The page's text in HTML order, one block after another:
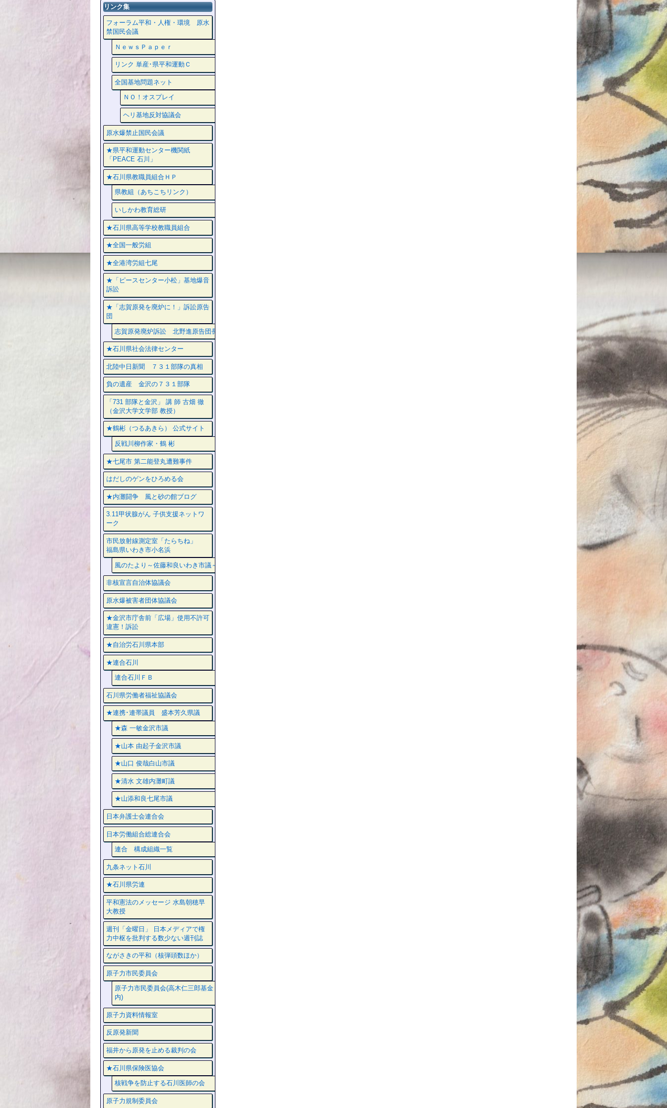
リンク集
フォーラム平和・人権・環境 原水
禁国民会議
ＮｅｗｓＰａｐｅｒ
リンク 単産･県平和運動Ｃ
全国基地問題ネット
ＮＯ！オスプレイ
ヘリ基地反対協議会
原水爆禁止国民会議
★県平和運動センター機関紙
「PEACE 石川」
★石川県教職員組合ＨＰ
県教組（あちこちリンク）
いしかわ教育総研
★石川県高等学校教職員組合
★全国一般労組
★全港湾労組七尾
★「ピースセンター小松」基地爆音
訴訟
★「志賀原発を廃炉に！」訴訟原告
団
志賀原発廃炉訴訟 北野進原告団長
★石川県社会法律センター
北陸中日新聞 ７３１部隊の真相
負の遺産 金沢の７３１部隊
「731 部隊と金沢」 講 師 古畑 徹
（金沢大学文学部 教授）
★鶴彬（つるあきら） 公式サイト
反戦川柳作家・鶴 彬
★七尾市 第二能登丸遭難事件
はだしのゲンをひろめる会
★内灘闘争 風と砂の館ブログ
3.11甲状腺がん 子供支援ネットワ
ーク
市民放射線測定室「たらちね」
福島県いわき市小名浜
風のたより～佐藤和良いわき市議～
非核宣言自治体協議会
原水爆被害者団体協議会
★金沢市庁舎前「広場」使用不許可
違憲！訴訟
★自治労石川県本部
★連合石川
連合石川ＦＢ
石川県労働者福祉協議会
★連携･連帯議員 盛本芳久県議
★森 一敏金沢市議
★山本 由起子金沢市議
★山口 俊哉白山市議
★清水 文雄内灘町議
★山添和良七尾市議
日本弁護士会連合会
日本労働組合総連合会
連合 構成組織一覧
九条ネット石川
★石川県労連
平和憲法のメッセージ 水島朝穂早
大教授
週刊「金曜日」 日本メディアで権
力中枢を批判する数少ない週刊誌
ながさきの平和（核弾頭数ほか）
原子力市民委員会
原子力市民委員会(高木仁三郎基金
内)
原子力資料情報室
反原発新聞
福井から原発を止める裁判の会
★石川県保険医協会
核戦争を防止する石川医師の会
原子力規制委員会